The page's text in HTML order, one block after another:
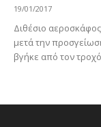
19/01/2017
Διθέσιο
μετά την
βγήκε από τον